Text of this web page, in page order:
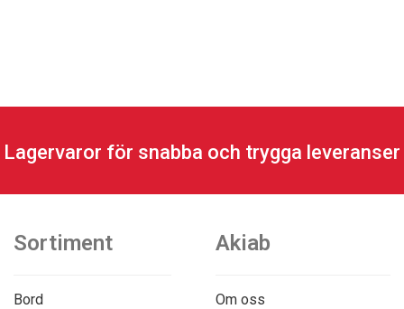
Lagervaror för snabba och trygga leveranser
Sortiment
Bord
Akiab
Om oss